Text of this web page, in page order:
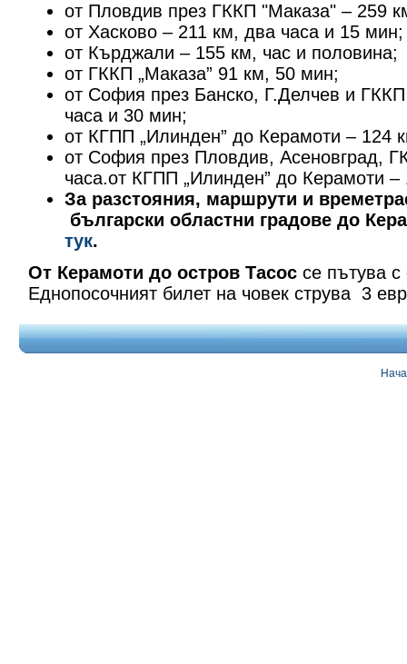
от Пловдив през ГККП "Маказа" – 259
от Хасково – 211 км, два часа и 15 мин;
от Кърджали – 155 км, час и половина;
от ГККП „Маказа” 91 км, 50 мин;
от София през Банско, Г.Делчев и
часа и 30 мин;
от КГПП „Илинден” до Керамоти – 124
от София през Пловдив, Асеновград,
часа.от КГПП „Илинден” до Керамоти
За разстояния, маршрути и
български областни градове до
тук.
От Керамоти до остров Тасос се пътува
Еднопосочният билет на човек струва 3